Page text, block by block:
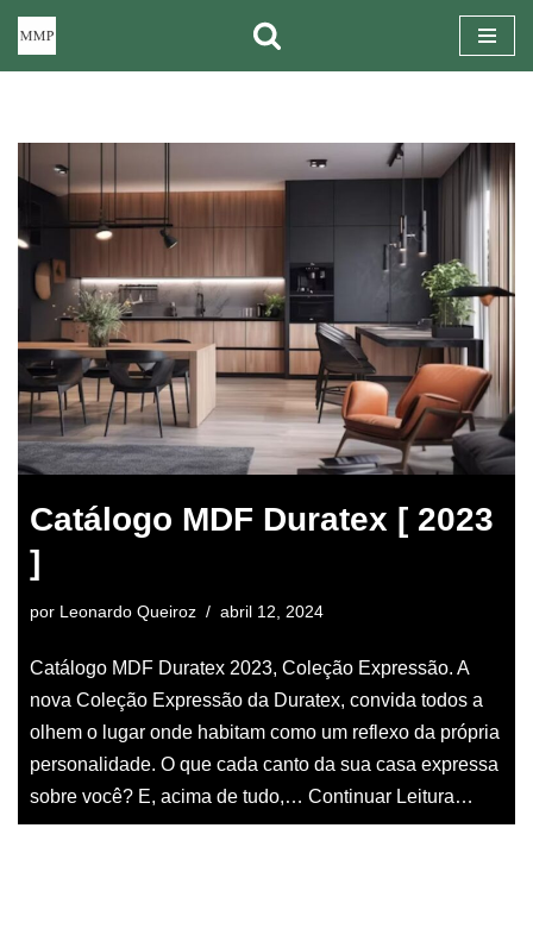
conteúdo
Catálogo MDF Duratex [ 2023
]
por Leonardo Queiroz abril 12, 2024
Catálogo MDF Duratex 2023, Coleção Expressão. A
nova Coleção Expressão da Duratex, convida todos a
olhem o lugar onde habitam como um reflexo da própria
personalidade. O que cada canto da sua casa expressa
sobre você? E, acima de tudo,… Continuar Leitura…